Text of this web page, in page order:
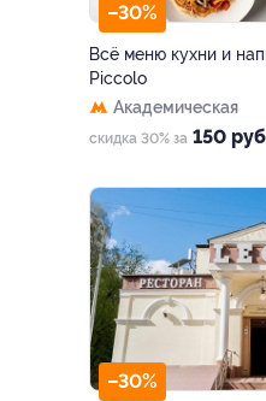
–30%
Всё меню кухни и
Piccolo
Академическая
скидка 30% за 150
–30%